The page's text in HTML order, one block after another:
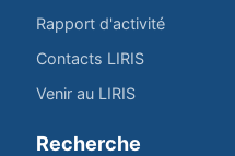
Rapport d'activité
Contacts LIRIS
Venir au LIRIS
Recherche